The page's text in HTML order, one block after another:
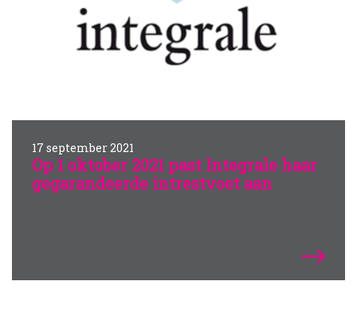
17 september 2021
Op 1 oktober 2021 past Integrale haar
gegarandeerde intrestvoet aan